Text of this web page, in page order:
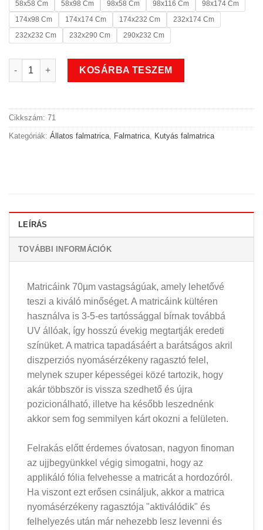
58x58 Cm 58x98 Cm 98x58 Cm 98x116 Cm
98x174 Cm
174x98 Cm
174x174 Cm 174x232 Cm
232x174 Cm
232x232 Cm
232x290 Cm 290x232 Cm
Állatos csontos kutyás falmatrica mennyiség
KOSÁRBA TESZEM
Cikkszám: 71
Kategóriák: Állatos falmatrica Falmatrica Kutyás falmatrica
LEÍRÁS
TOVÁBBI INFORMÁCIÓK
Matricáink 70µm vastagságúak, amely lehetővé
teszi a kiváló minőséget. A matricáink kültéren
használva is 3-5-es tartóssággal bírnak továbbá
UV állóak, így hosszú évekig megtartják eredeti
színüket. A matrica tapadásáért a barátságos akril
diszperziós nyomásérzékeny ragasztó felel,
melynek szuper képességei közé tartozik, hogy
akár többször is vissza szedhető és újra
pozicionálható, illetve ha később leszednénk
akkor sem fog semmilyen kárt okozni a felületen.
Felrakás előtt érdemes óvatosan, nagyon finoman
az ujjbegyünkkel végig simogatni, hogy az
applikáló fólia felvehesse a matricát a hordozóról.
Ha viszont ezt erősen csináljuk, akkor a matrica
nyomásérzékeny ragasztója "aktiválódik" és
felhelyezés után már nehezebb lesz levenni és